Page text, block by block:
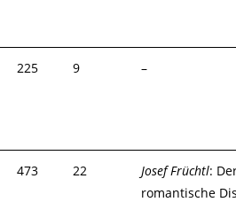
225 9 –
473 22 Josef Früchtl:
romantische